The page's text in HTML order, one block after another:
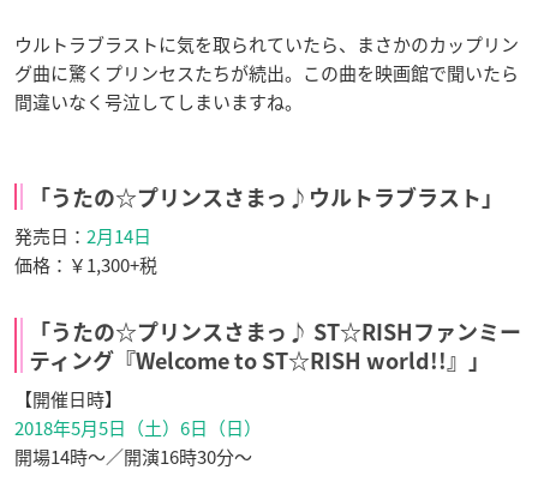
ウルトラブラストに気を取られていたら、まさかのカップリン
グ曲に驚くプリンセスたちが続出。この曲を映画館で聞いたら
間違いなく号泣してしまいますね。
「うたの☆プリンスさまっ♪ウルトラブラスト」
発売日： 2月14日
価格：￥1,300+税
「うたの☆プリンスさまっ♪ ST☆RISHファンミー
ティング『Welcome to ST☆RISH world!!』」
【開催日時】
2018年5月5日（土）6日（日）
開場14時〜／開演16時30分〜